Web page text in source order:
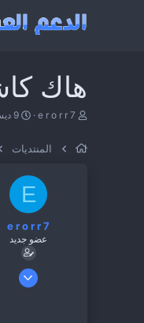
هاك
ب
ئ
e r o r r 7
ت
ي
ا
ء
9 ديسمبر 2011
المنتديات
E
e r o r r 7
عضو جديد
8 ديسمبر 2011